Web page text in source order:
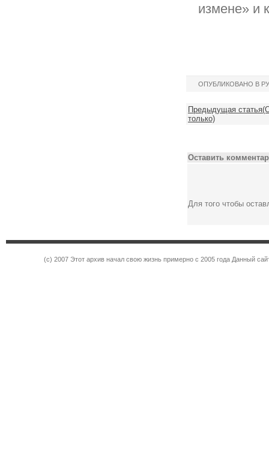
измене» и
ОПУБЛИКОВАНО В
Предыдущая
только)
Оставить
Для того чтобы
(c) 2007 Этот архив начал свою жизнь примерно с 2005 года Данный